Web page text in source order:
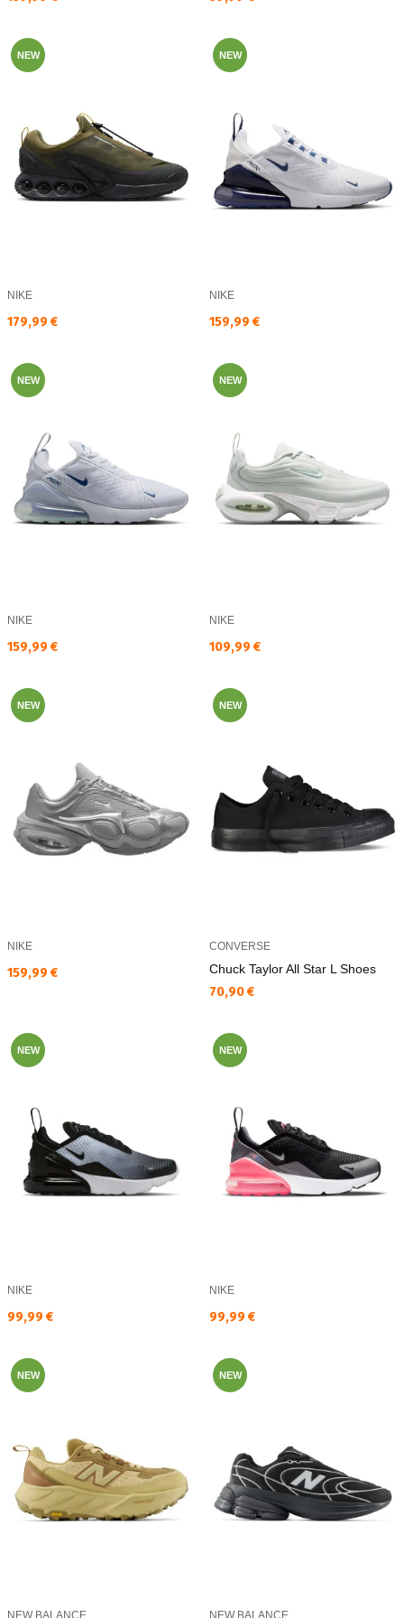
NEW
NIKE
Текуща цена:
179,99 €
NEW
NIKE
Текуща цена:
159,99 €
NEW
NIKE
Текуща цена:
159,99 €
NEW
NIKE
Текуща цена:
109,99 €
NEW
NIKE
Текуща цена:
159,99 €
NEW
CONVERSE
Chuck Taylor All Star L Shoes
Текуща цена:
70,90 €
NEW
NIKE
Текуща цена:
99,99 €
NEW
NIKE
Текуща цена:
99,99 €
NEW
NEW BALANCE
NEW
NEW BALANCE